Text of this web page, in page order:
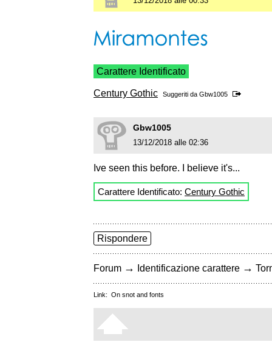
Carattere Identificato
Century Gothic Suggeriti da Gbw1005
Gbw1005
13/12/2018 alle 02:36
Ive seen this before. I believe it's...
Carattere Identificato: Century Gothic
Rispondere
Forum → Identificazione carattere →
Link: On snot and fonts